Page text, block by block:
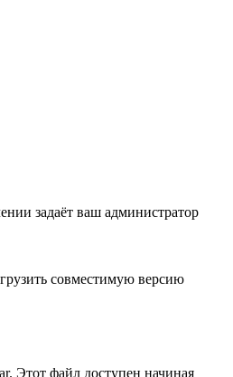
задаёт ваш администратор
совместимую версию
. Этот файл доступен начиная